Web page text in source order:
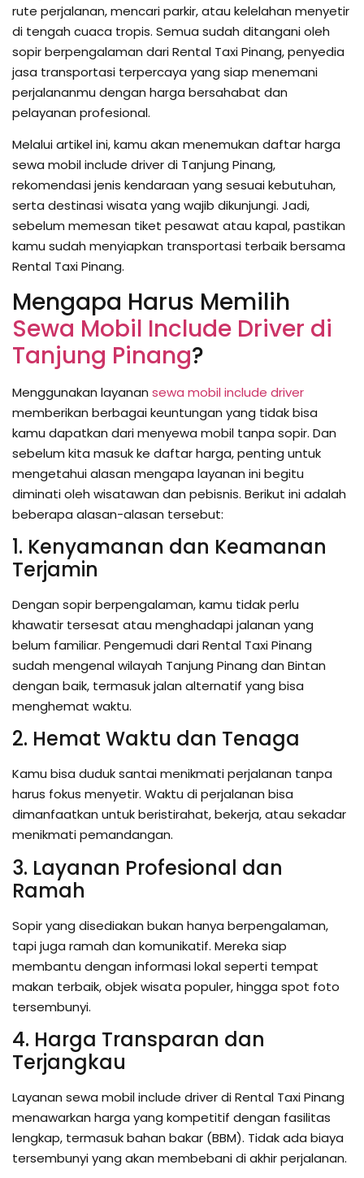
rute perjalanan, mencari parkir, atau kelelahan menyetir
di tengah cuaca tropis. Semua sudah ditangani oleh
sopir berpengalaman dari Rental Taxi Pinang, penyedia
jasa transportasi terpercaya yang siap menemani
perjalananmu dengan harga bersahabat dan
pelayanan profesional.
Melalui artikel ini, kamu akan menemukan daftar harga
sewa mobil include driver di Tanjung Pinang,
rekomendasi jenis kendaraan yang sesuai kebutuhan,
serta destinasi wisata yang wajib dikunjungi. Jadi,
sebelum memesan tiket pesawat atau kapal, pastikan
kamu sudah menyiapkan transportasi terbaik bersama
Rental Taxi Pinang.
Mengapa Harus Memilih
Sewa Mobil Include Driver di
Tanjung Pinang?
Menggunakan layanan sewa mobil include driver
memberikan berbagai keuntungan yang tidak bisa
kamu dapatkan dari menyewa mobil tanpa sopir. Dan
sebelum kita masuk ke daftar harga, penting untuk
mengetahui alasan mengapa layanan ini begitu
diminati oleh wisatawan dan pebisnis. Berikut ini adalah
beberapa alasan-alasan tersebut:
1. Kenyamanan dan Keamanan
Terjamin
Dengan sopir berpengalaman, kamu tidak perlu
khawatir tersesat atau menghadapi jalanan yang
belum familiar. Pengemudi dari Rental Taxi Pinang
sudah mengenal wilayah Tanjung Pinang dan Bintan
dengan baik, termasuk jalan alternatif yang bisa
menghemat waktu.
2. Hemat Waktu dan Tenaga
Kamu bisa duduk santai menikmati perjalanan tanpa
harus fokus menyetir. Waktu di perjalanan bisa
dimanfaatkan untuk beristirahat, bekerja, atau sekadar
menikmati pemandangan.
3. Layanan Profesional dan
Ramah
Sopir yang disediakan bukan hanya berpengalaman,
tapi juga ramah dan komunikatif. Mereka siap
membantu dengan informasi lokal seperti tempat
makan terbaik, objek wisata populer, hingga spot foto
tersembunyi.
4. Harga Transparan dan
Terjangkau
Layanan sewa mobil include driver di Rental Taxi Pinang
menawarkan harga yang kompetitif dengan fasilitas
lengkap, termasuk bahan bakar (BBM). Tidak ada biaya
tersembunyi yang akan membebani di akhir perjalanan.